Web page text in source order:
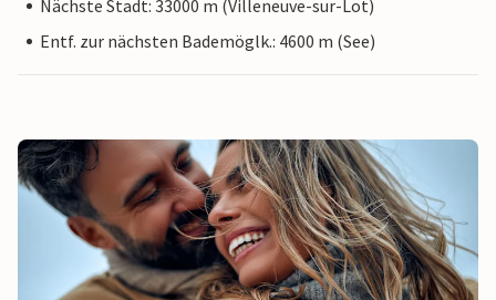
Nächste Stadt: 33000 m (Villeneuve-sur-Lot)
Entf. zur nächsten Bademöglk.: 4600 m (See)